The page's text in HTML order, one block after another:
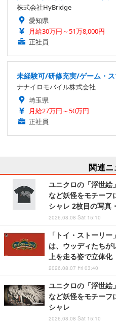
株式会社HyBridge
愛知県
月給30万円～51万8,000円
正社員
未経験可/研修充実/ゲーム・
ナナイロモバイル株式会社
埼玉県
月給27万円～50万円
正社員
関連ニ
ユニクロの「浮世絵
など妖怪をモチーフ
シャレ 2枚目の写真
2026.08.08 Sat 15:10
「トイ・ストーリ
は、ウッディたちが
上を走る姿で立体化
2026.08.07 Fri 03:40
ユニクロの「浮世絵
など妖怪をモチーフ
シャレ
2026.08.08 Sat 15:10